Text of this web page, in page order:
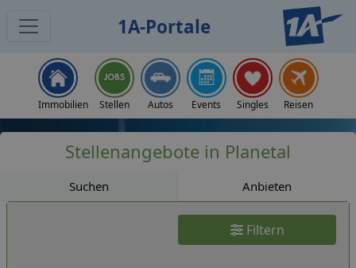
1A-Portale
Immobilien Stellen Autos Events Singles Reisen
Stellenangebote in Planetal
Suchen Anbieten
Filtern